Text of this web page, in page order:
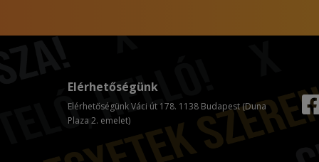
Elérhetőségünk
Elérhetőségünk Váci út 178. 1138 Budapest (Duna
Plaza 2. emelet)